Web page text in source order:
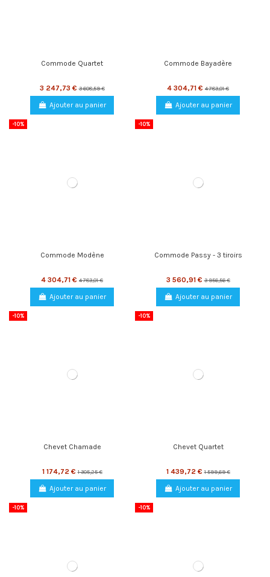
Commode Quartet
3 247,73 € 3 608,59 €
Ajouter au panier
Commode Bayadère
4 304,71 € 4 783,01 €
Ajouter au panier
-10%
Commode Modène
4 304,71 € 4 783,01 €
Ajouter au panier
-10%
Commode Passy - 3 tiroirs
3 560,91 € 3 956,56 €
Ajouter au panier
-10%
Chevet Chamade
1 174,72 € 1 305,25 €
Ajouter au panier
-10%
Chevet Quartet
1 439,72 € 1 599,69 €
Ajouter au panier
-10% -10%